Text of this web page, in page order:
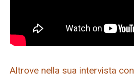
Altrove nella sua intervista con